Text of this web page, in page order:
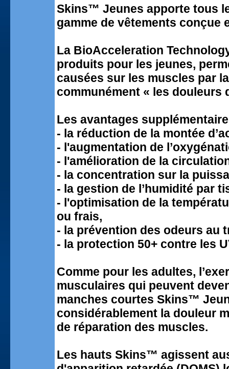
Skins™ Jeunes apporte tous
gamme de vêtements conçue
La BioAcceleration
produits pour les jeunes,
causées sur les muscles par
communément « les douleurs
Les avantages
- la réduction de la montée
- l'augmentation de
- l'amélioration de la
- la concentration sur la
- la gestion de l’humidité par
- l'optimisation de la
ou frais,
- la prévention des odeurs au
- la protection 50+ contre les
Comme pour les adultes,
musculaires qui peuvent
manches courtes Skins™
considérablement la douleur
de réparation des muscles.
Les hauts Skins™ agissent